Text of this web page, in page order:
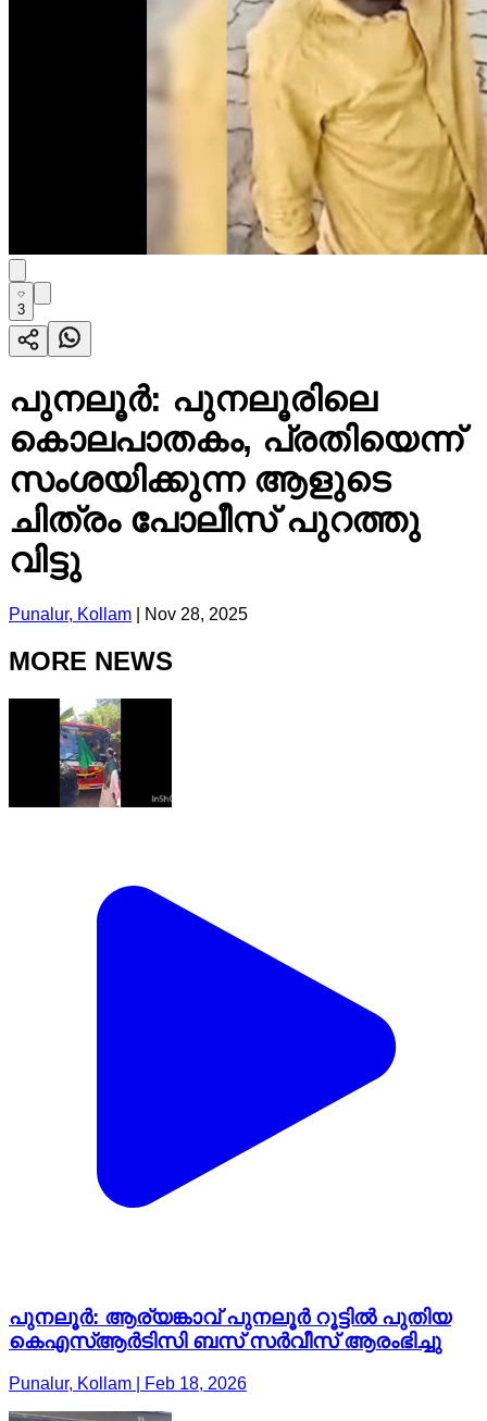
3
പുനലൂർ: പുനലൂരിലെ
കൊലപാതകം, പ്രതിയെന്ന്
സംശയിക്കുന്ന ആളുടെ
ചിത്രം പോലീസ് പുറത്തു
വിട്ടു
Punalur, Kollam Nov 28, 2025
MORE NEWS
പുനലൂർ: ആര്യങ്കാവ് പുനലൂർ റൂട്ടിൽ പുതിയ
കെഎസ്ആർടിസി ബസ് സർവീസ് ആരംഭിച്ചു
Punalur, Kollam | Feb 18, 2026